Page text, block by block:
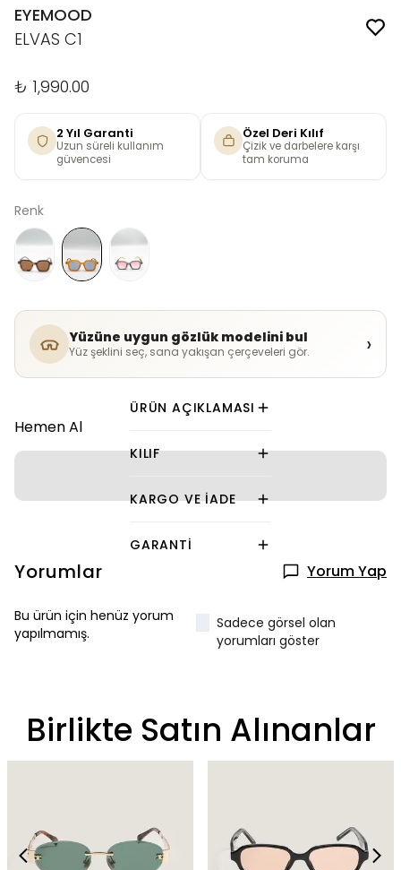
EYEMOOD
ELVAS C1
₺ 1,990.00
2 Yıl Garanti
Uzun süreli kullanım
güvencesi
Özel Deri Kılıf
Çizik ve darbelere karşı
tam koruma
Renk
Yüzüne uygun gözlük modelini bul
Yüz şeklini seç, sana yakışan çerçeveleri gör. ›
Hemen Al
ÜRÜN AÇIKLAMASI
KILIF
KARGO VE İADE
GARANTI
Yorumlar Yorum Yap
Bu ürün için henüz yorum
yapılmamış.
Sadece görsel olan
yorumları göster
Birlikte Satın Alınanlar